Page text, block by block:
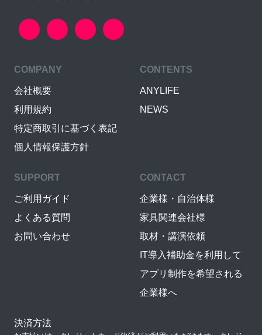
COMPANY
会社概要
利用規約
特定商取引に基づく表記
個人情報保護方針
CONTENTS
ANYLIFE
NEWS
SUPPORT
ご利用ガイド
よくある質問
お問い合わせ
CONTACT
企業様・自治体様
家具関連会社様
取材・講演依頼
IT導入補助金を利用して
アプリ制作を希望される
企業様へ
決済方法